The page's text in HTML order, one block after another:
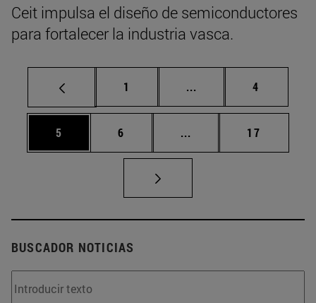
Ceit impulsa el diseño de semiconductores
para fortalecer la industria vasca.
Página
1 ... Páginas intermedias
Página
4
Página
5 Página
6 ... Páginas intermedias
Página
17
BUSCADOR NOTICIAS